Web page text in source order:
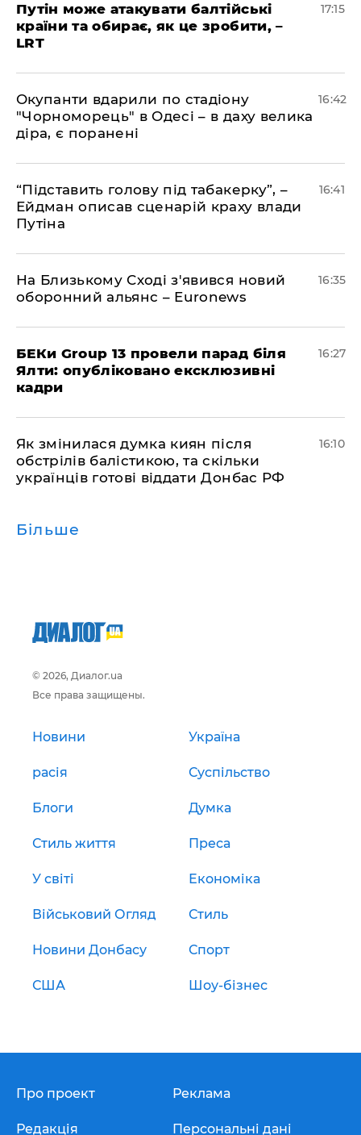
​Путін може атакувати балтійські
країни та обирає, як це зробити, –
LRT
17:15
​Окупанти вдарили по стадіону
"Чорноморець" в Одесі – в даху велика
діра, є поранені
16:42
​“Підставить голову під табакерку”, –
Ейдман описав сценарій краху влади
Путіна
16:41
На Близькому Сході з'явився новий
оборонний альянс – Euronews
16:35
БЕКи Group 13 провели парад біля
Ялти: опубліковано ексклюзивні
кадри
16:27
Як змінилася думка киян після
обстрілів балістикою, та скільки
українців готові віддати Донбас РФ
16:10
Більше
© 2026, Диалог.ua
Все права защищены.
Новини Україна
расія Суспільство
Блоги Думка
Стиль життя Преса
У світі Економіка
Військовий Огляд Стиль
Новини Донбасу Спорт
США Шоу-бізнес
Про проект
Редакція
Реклама
Персональні дані